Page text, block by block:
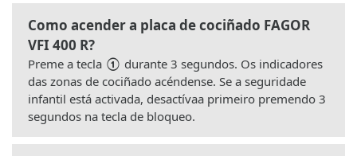
Como acender a placa de cociñado FAGOR
VFI 400 R?
Preme a tecla ① durante 3 segundos. Os indicadores
das zonas de cociñado acéndense. Se a seguridade
infantil está activada, desactívaa primeiro premendo 3
segundos na tecla de bloqueo.